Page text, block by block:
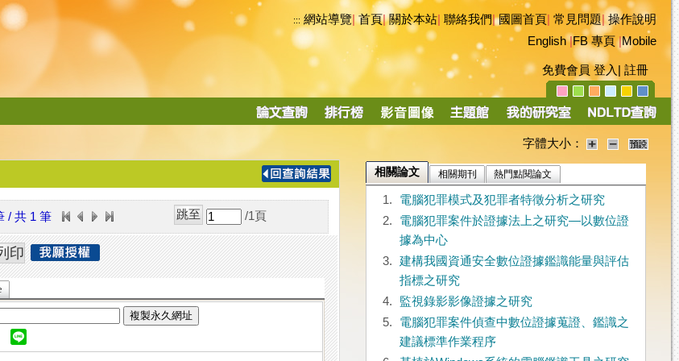
::: 網站導覽|首頁|關於本站 聯絡我們|國圖首頁 常見問題|操作說明
English|FB 專頁|Mobile
免費會員 登入 註冊
導
字體大小：
/ 共 1 筆 /1 頁
複製永久網址
相關論文 相關期刊 熱門點閱論文
1.
電腦犯罪模式及犯罪者特徵分析之研究
2.
電腦犯罪案件於證據法上之研究—以數位證
據為中心
3.
建構我國資通安全數位證據鑑識能量與評估
指標之研究
4.
監視錄影影像證據之研究
5.
電腦犯罪案件偵查中數位證據蒐證、鑑識之
建議標準作業程序